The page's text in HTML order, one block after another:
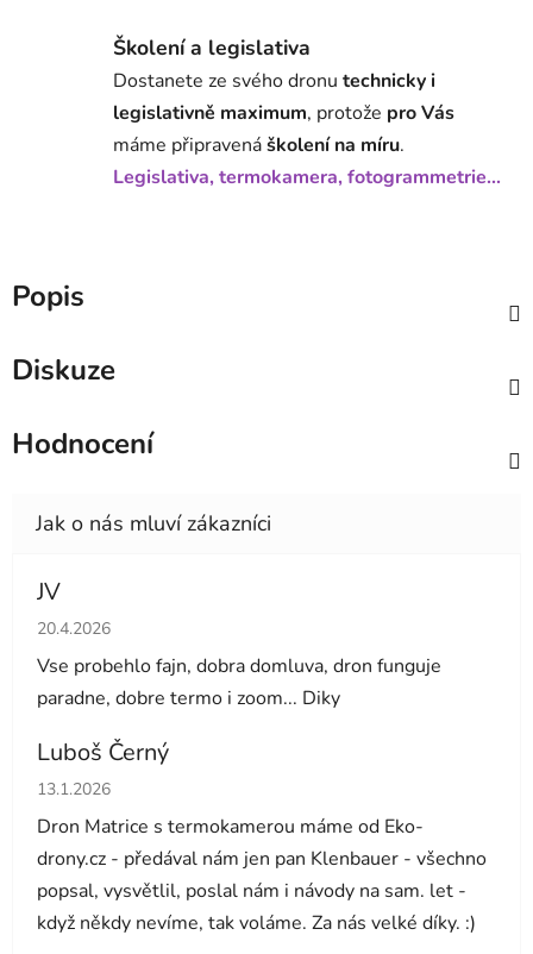
Školení a legislativa
Dostanete ze svého dronu technicky i
legislativně maximum, protože pro Vás
máme připravenáškolení na míru.
Legislativa, termokamera, fotogrammetrie...
Popis
Diskuze
Hodnocení
JV
Hodnocení obchodu je 5 z 5 hvězdiček.
20.4.2026
Vse probehlo fajn, dobra domluva, dron funguje
paradne, dobre termo i zoom... Diky
Luboš Černý
Hodnocení obchodu je 5 z 5 hvězdiček.
13.1.2026
Dron Matrice s termokamerou máme od Eko-
drony.cz - předával nám jen pan Klenbauer - všechno
popsal, vysvětlil, poslal nám i návody na sam. let -
když někdy nevíme, tak voláme. Za nás velké díky. :)